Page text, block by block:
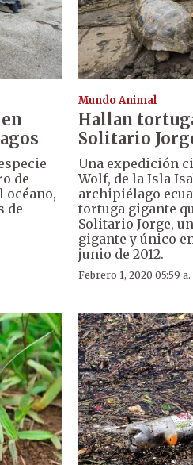
de
de
Mundo Animal
Hallan
Solitario
Una expedición
Wolf, de la Isla
archipiélago
tortuga gigante
Solitario Jorge,
gigante y único
junio de 2012.
Febrero 1, 2020 05:59 a.